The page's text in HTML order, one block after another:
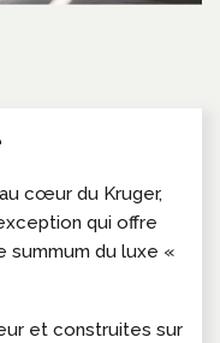
cœur du Kruger,
qui offre
summum du luxe «
et construites sur